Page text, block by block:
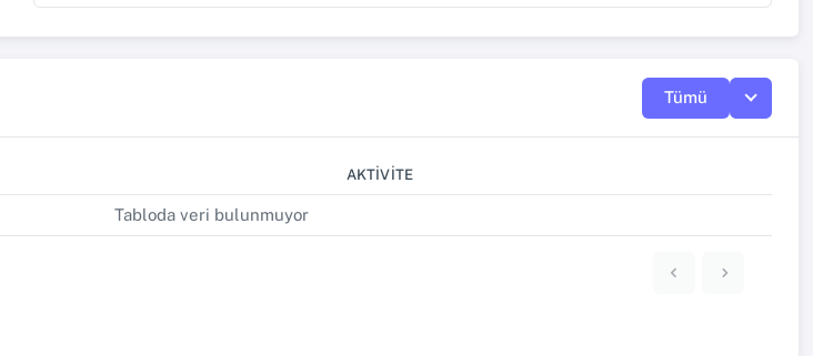
Tümü
AKTIVITE
Tabloda veri bulunmuyor